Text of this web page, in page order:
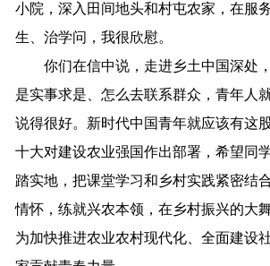
小院，深入田间地头和村屯农家，在服
生、治学问，我很欣慰。
你们在信中说，走进乡土中国深处，
是实事求是、怎么去联系群众，青年人
说得很好。新时代中国青年就应该有这
十大对建设农业强国作出部署，希望同
踏实地，把课堂学习和乡村实践紧密结
情怀，练就兴农本领，在乡村振兴的大
为加快推进农业农村现代化、全面建设